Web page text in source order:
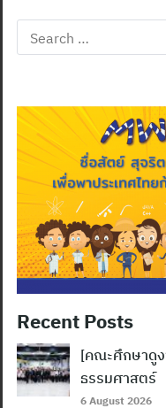
Search
for:
Recent Posts
[คณะศึกษาดูง
ธรรมศาสตร์
6 August 2026